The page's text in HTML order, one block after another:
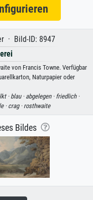
· Bild-ID: 8947
von Francis Towne. Verfügbar
Naturpapier oder
·blau · abgelegen · friedlich ·
· crag · rosthwaite
Bildes